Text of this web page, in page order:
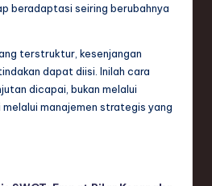
beradaptasi seiring berubahnya
terstruktur, kesenjangan
dapat diisi. Inilah cara
dicapai, bukan melalui
manajemen strategis yang